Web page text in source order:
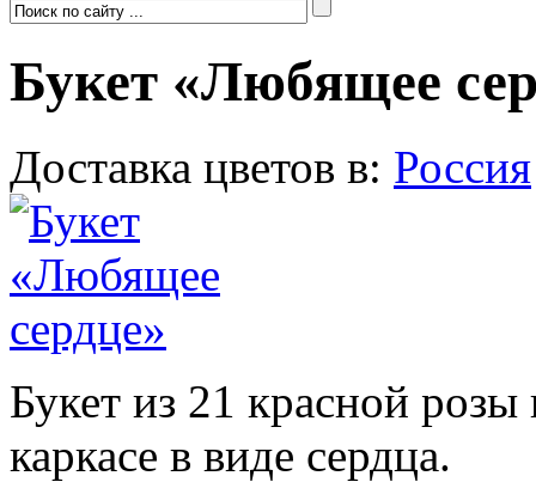
Букет «Любящее
Доставка цветов в: Россия
Букет из 21 красной
каркасе в виде сердца.